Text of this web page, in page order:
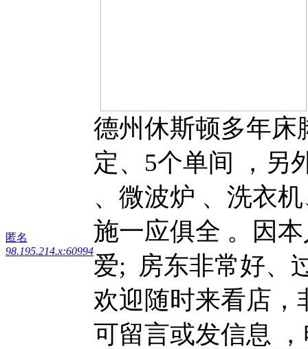
匿名
98.195.214.x:60994
德州休斯顿多年床
定、5个单间 ，另
、微波炉 、洗衣
施一应俱全 。因
爱; 房东非常好、
欢迎随时来看店
可留言或发信息